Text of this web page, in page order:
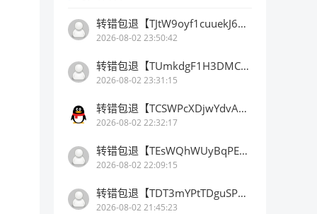
转错包退【TJtW9oyf1cuuekJ67kFvt5e9KbdW6HfDB3】客服TeleGram:【@TrxEm】
2026-08-02 23:50:42
转错包退【TUmkdgF1H3DMCrB2mu5qwsB3LXGbkLBhn9】客服TeleGram:【@TrxEm】
2026-08-02 23:31:15
转错包退【TCSWPcXDjwYdvAbtfVsYuTP9LYqv5ainhr】客服TeleGram:【@TrxEm】
2026-08-02 22:32:17
转错包退【TEsWQhWUyBqPEBNiombiNduDJoAHLyyqAx】客服TeleGram:【@TrxEm】
2026-08-02 22:09:15
转错包退【TDT3mYPtTDguSP7vk8NofW37WADwQXejY2】客服TeleGram:【@TrxEm】
2026-08-02 21:45:23